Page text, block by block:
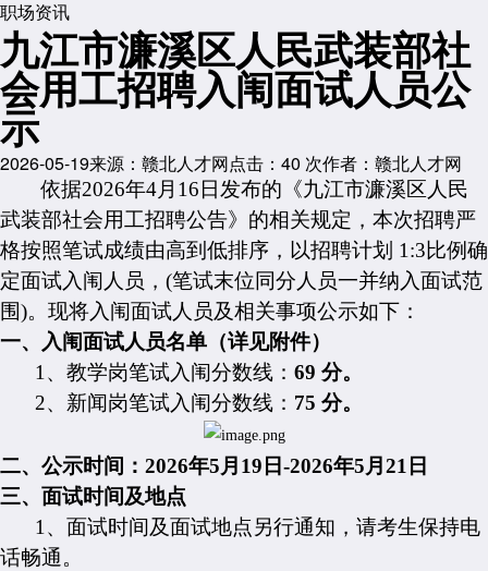
职场资讯
九江市濂溪区人民武装部社
会用工招聘入闱面试人员公
示
2026-05-19来源：赣北人才网点击： 40 次作者：赣北人才网
依据2026年4月16日发布的《九江市濂溪区人民
武装部社会用工招聘公告》的相关规定， 本次招聘严
格按照笔试成绩由高到低排序 ， 以招聘计划 1:3比例确
定面试入 闱 人员， (笔试末位同分人员一并纳入面试范
围)。现将入 闱面试人员及相关事项公示如下：
一、
入闱面试人员名单（详见附件）
1、 教学岗笔试入闱分数线： 69 分。
2、 新闻岗笔试入闱分数线： 75 分。
二、 公示时间： 2026年5月19日-2026年5月21日
三、 面试时间及地点
1、 面试时间及面试地点另行通知，请考生保持电
话畅通。